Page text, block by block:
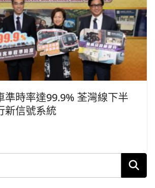
準時率達99.9% 荃灣線下半
新信號系統